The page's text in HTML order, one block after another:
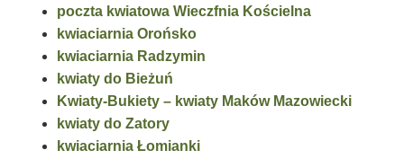
poczta kwiatowa Wieczfnia Kościelna
kwiaciarnia Orońsko
kwiaciarnia Radzymin
kwiaty do Bieżuń
Kwiaty-Bukiety – kwiaty Maków Mazowiecki
kwiaty do Zatory
kwiaciarnia Łomianki